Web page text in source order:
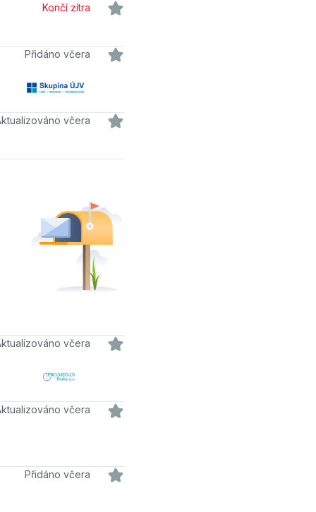
Končí zítra
Přidáno včera
Aktualizováno včera
Aktualizováno včera
Aktualizováno včera
Přidáno včera